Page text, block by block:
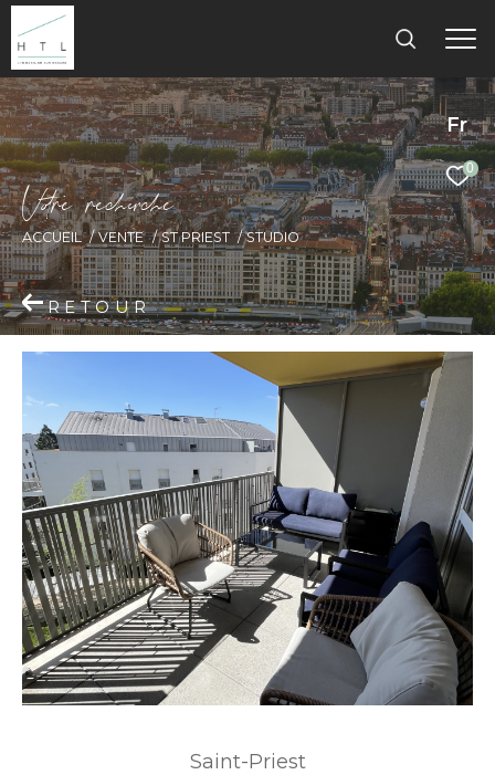
Fr
0
Vore recece
ACCUEIL VENTE ST PRIEST STUDIO
RETOUR
Saint-Priest